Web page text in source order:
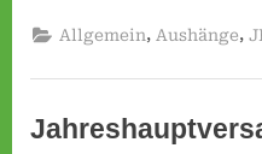
am
27.04.2024”
Allgemein, Aushänge,